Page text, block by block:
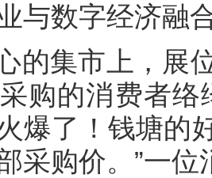
与数字经济融
的集市上，展
购的消费者络
爆了！钱塘的
采购价。”一